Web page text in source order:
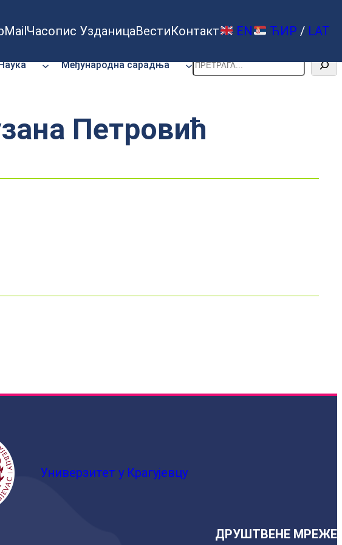
Часопис УзданицаВестиКонтакт EN ЋИР / LAT
Међународна сарадња Претрага
Петровић
Универзитет у Крагујевцу
ДРУШТВЕНЕ МРЕЖЕ